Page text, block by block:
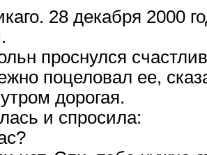
28 декабря 2000
проснулся
поцеловал ее,
дорогая.
и спросила: